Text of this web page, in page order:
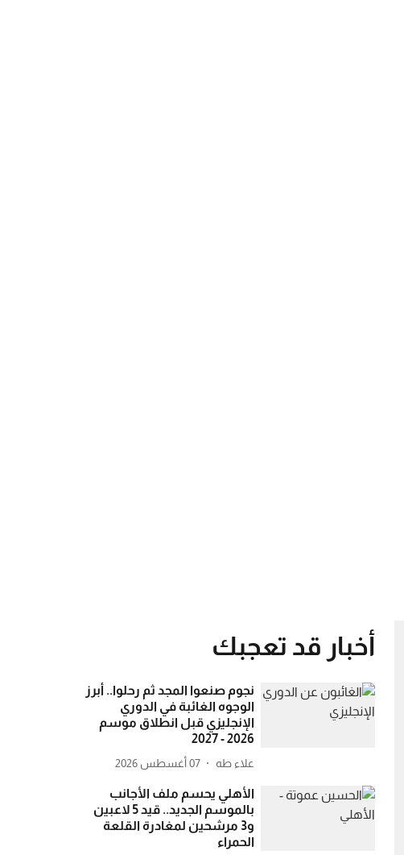
أخبار قد تعجبك
نجوم صنعوا المجد ثم رحلوا.. أبرز
الوجوه الغائبة في الدوري
الإنجليزي قبل انطلاق موسم
2026 - 2027
علاء طه 07 أغسطس 2026
الأهلي يحسم ملف الأجانب
بالموسم الجديد.. قيد 5 لاعبين
و3 مرشحين لمغادرة القلعة
الحمراء